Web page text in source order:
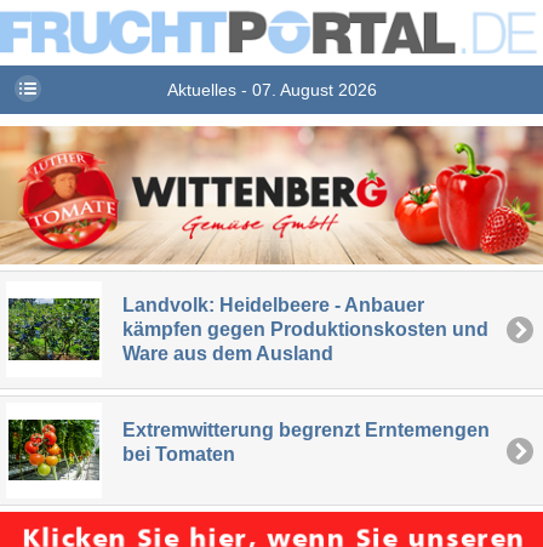
Aktuelles - 07. August 2026
Landvolk: Heidelbeere - Anbauer
kämpfen gegen Produktionskosten und
Ware aus dem Ausland
Extremwitterung begrenzt Erntemengen
bei Tomaten